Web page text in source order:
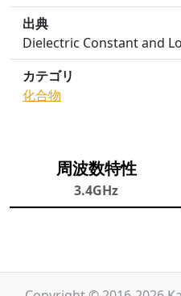
出典
Dielectric Constant and
カテゴリ
化合物
周波数特性
3.4GHz